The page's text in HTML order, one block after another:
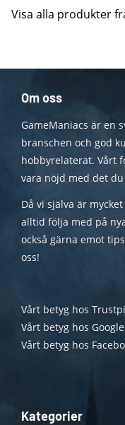
Visa alla produkter
Om oss
GameManiacs är en
branschen och god
hobbyrelaterat. Vårt
vara nöjd med det du
Då vi själva är
alltid följa med på
också gärna emot
oss!
Vårt betyg hos
Vårt betyg hos
Vårt betyg hos
Kategorier